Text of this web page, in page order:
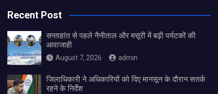
Recent Post
सप्ताहांत से पहले नैनीताल और मसूरी में बढ़ी पर्यटकों की
आवाजाही
August 7, 2026 admin
जिलाधिकारी ने अधिकारियों को दिए मानसून के दौरान सतर्क
रहने के निर्देश